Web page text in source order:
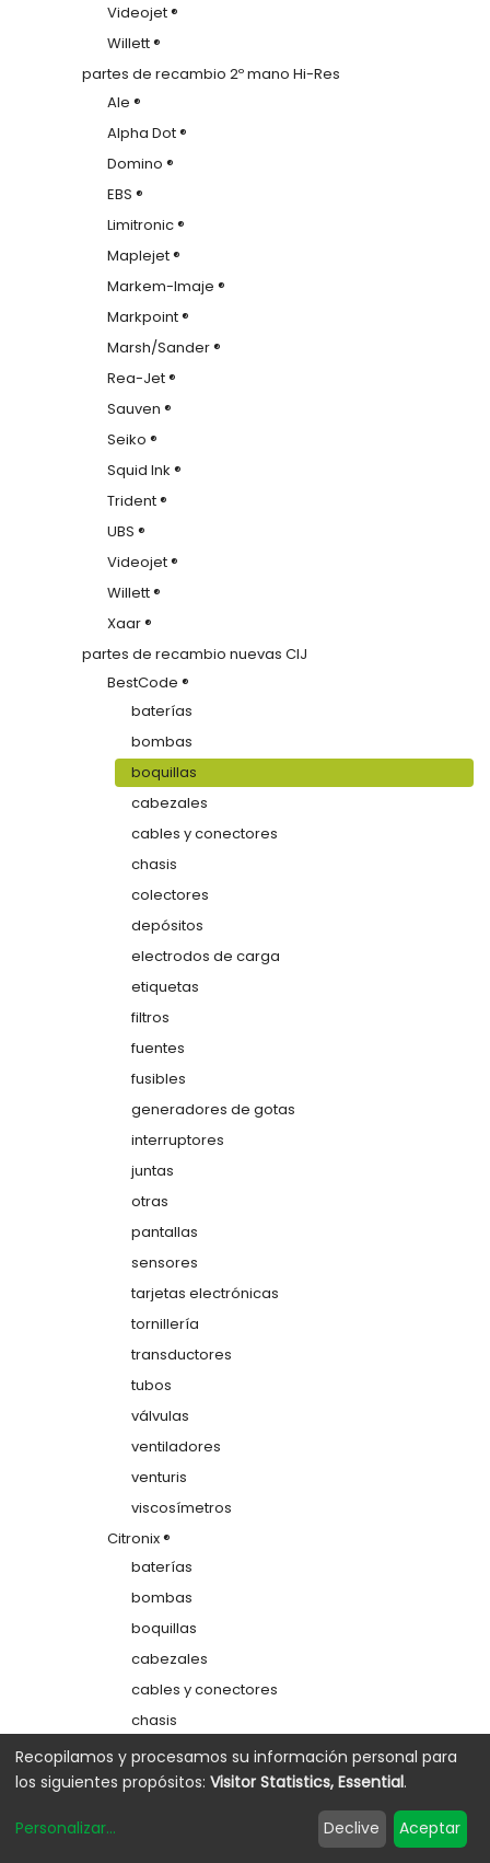
Videojet ®
Willett ®
partes de recambio 2º mano Hi-Res
Ale ®
Alpha Dot ®
Domino ®
EBS ®
Limitronic ®
Maplejet ®
Markem-Imaje ®
Markpoint ®
Marsh/Sander ®
Rea-Jet ®
Sauven ®
Seiko ®
Squid Ink ®
Trident ®
UBS ®
Videojet ®
Willett ®
Xaar ®
partes de recambio nuevas CIJ
BestCode ®
baterías
bombas
boquillas
cabezales
cables y conectores
chasis
colectores
depósitos
electrodos de carga
etiquetas
filtros
fuentes
fusibles
generadores de gotas
interruptores
juntas
otras
pantallas
sensores
tarjetas electrónicas
tornillería
transductores
tubos
válvulas
ventiladores
venturis
viscosímetros
Citronix ®
baterías
bombas
boquillas
cabezales
cables y conectores
chasis
colectores
depósitos
Recopilamos y procesamos su información personal para
los siguientes propósitos: Visitor Statistics, Essential.
Personalizar... Declive Aceptar